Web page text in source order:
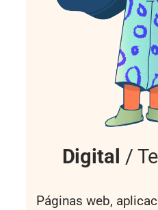
Digital /
Páginas web,